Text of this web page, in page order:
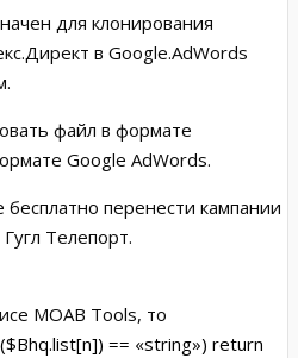
для клонирования
в Google.AdWords
файл в формате
Google AdWords.
перенести кампании
Телепорт.
MOAB Tools, то
== «string») return